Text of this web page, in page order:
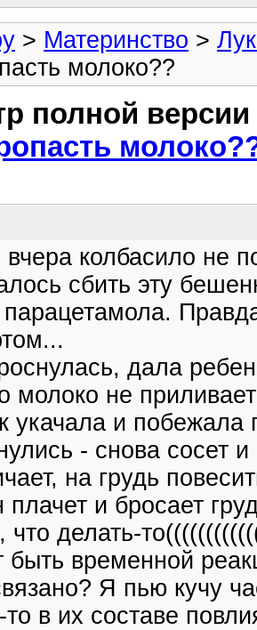
> Материнство >
молоко??
полной
колбасило не
сбить эту
парацетамола.
дала
молоко не
укачала и
- снова сосет
на грудь
плачет и бросает
делать-
быть временной
Я пью кучу
в их составе